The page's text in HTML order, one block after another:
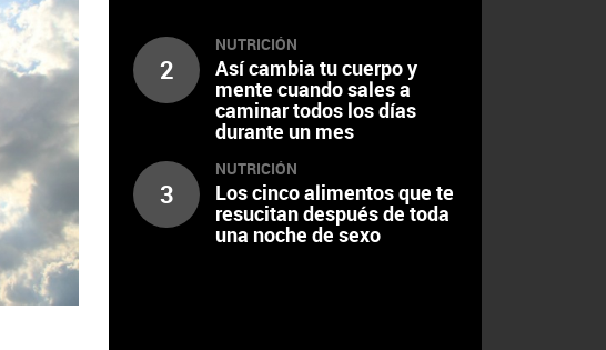
2
NUTRICIÓN
Así cambia tu cuerpo y
mente cuando sales a
caminar todos los días
durante un mes
3
NUTRICIÓN
Los cinco alimentos que te
resucitan después de toda
una noche de sexo